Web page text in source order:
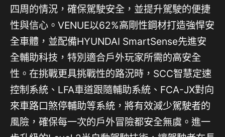
四周的情況，確保駕駛安全，並提升駕駛的便捷
性與信心。VENUE以62%高剛性鋼材打造強悍安
全車體，並配備HYUNDAI SmartSense先進安
全輔助科技，特別適合戶外玩家所需的高安全
性。在挑戰更具挑戰性的路況時，SCC智慧定速
控制系統、LFA車道跟隨輔助系統、FCA-JX對向
來車路口煞停輔助等系統，將有效減少駕駛者的
風險，確保每一次的戶外冒險都安全無虞。進一